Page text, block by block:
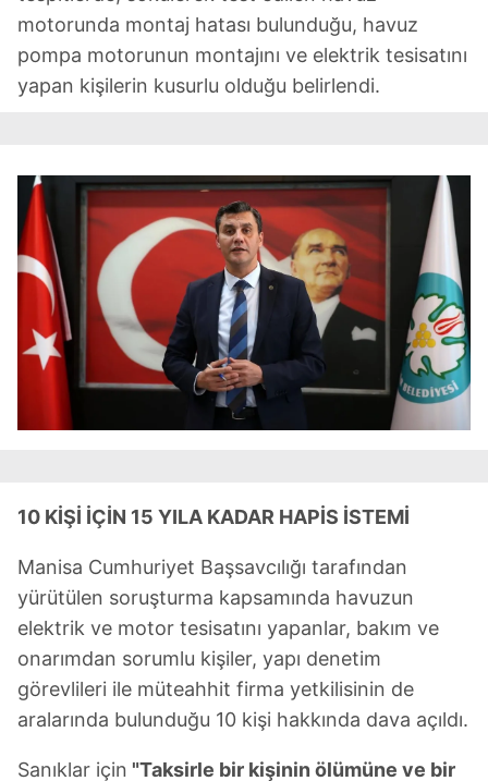
motorunda montaj hatası bulunduğu, havuz
pompa motorunun montajını ve elektrik tesisatını
yapan kişilerin kusurlu olduğu belirlendi.
10 KİŞİ İÇİN 15 YILA KADAR HAPİS İSTEMİ
Manisa Cumhuriyet Başsavcılığı tarafından
yürütülen soruşturma kapsamında havuzun
elektrik ve motor tesisatını yapanlar, bakım ve
onarımdan sorumlu kişiler, yapı denetim
görevlileri ile müteahhit firma yetkilisinin de
aralarında bulunduğu 10 kişi hakkında dava açıldı.
Sanıklar için "Taksirle bir kişinin ölümüne ve bir